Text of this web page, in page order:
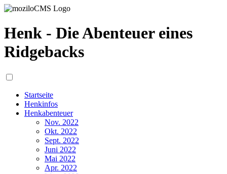
Henk - Die Abenteuer eines
Ridgebacks
Startseite
Henkinfos
Henkabenteuer
Nov. 2022
Okt. 2022
Sept. 2022
Juni 2022
Mai 2022
Apr. 2022